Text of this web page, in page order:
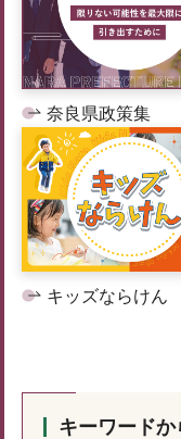
奈良県政策集
キッズならけん
キーワードか